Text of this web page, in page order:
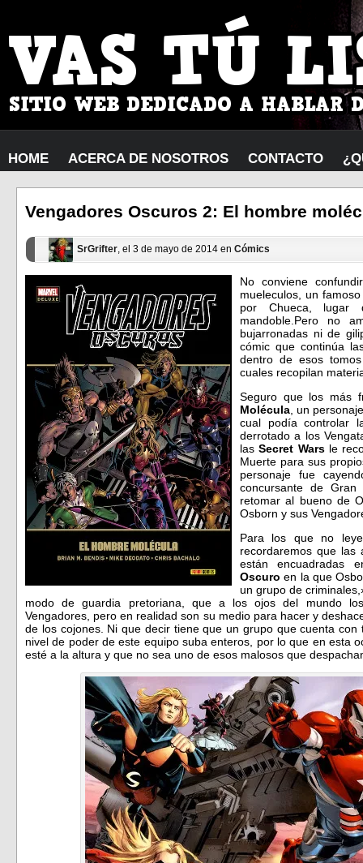
HOME ACERCA DE NOSOTROS CONTACTO
Vengadores Oscuros 2: El hombre
SrGrifter, el 3 de mayo de 2014 en Cómics
No conviene
mueleculos, un
por Chueca, lugar
mandoble.Pero no
bujarronadas ni de
cómic que continúa
dentro de esos
cuales recopilan
Seguro que los más
Molécula , un
cual podía controlar
derrotado a los
las Secret Warsle
Muerte para sus
personaje fue
concursante de
retomar al bueno de
Osborn y sus
Para los que no
recordaremos que las
están encuadradas
Oscuro en la que
un grupo de
modo de guardia pretoriana, que a los ojos del mundo
Vengadores, pero en realidad son su medio para hacer y
de los cojones. Ni que decir tiene que un grupo que cuenta
nivel de poder de este equipo suba enteros, por lo que en esta
esté a la altura y que no sea uno de esos malosos que